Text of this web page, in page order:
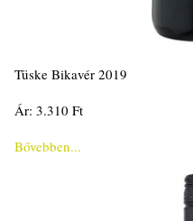
Tüske Bikavér 2019
Ár: 3.310 Ft
Bővebben...